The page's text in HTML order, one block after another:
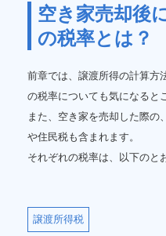
空き家売却後
の税率とは？
前章では、譲渡所得の計算方
の税率についても気になると
また、空き家を売却した際の
や住民税も含まれます。
それぞれの税率は、以下のと
譲渡所得税